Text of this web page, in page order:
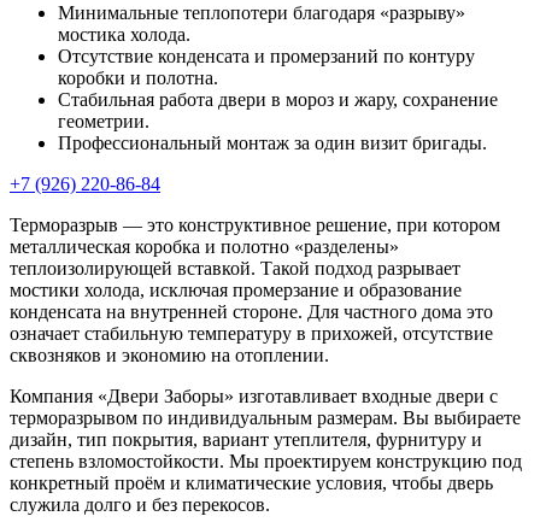
Минимальные теплопотери благодаря «разрыву»
мостика холода.
Отсутствие конденсата и промерзаний по контуру
коробки и полотна.
Стабильная работа двери в мороз и жару, сохранение
геометрии.
Профессиональный монтаж за один визит бригады.
+7 (926) 220-86-84
Терморазрыв — это конструктивное решение, при котором
металлическая коробка и полотно «разделены»
теплоизолирующей вставкой. Такой подход разрывает
мостики холода, исключая промерзание и образование
конденсата на внутренней стороне. Для частного дома это
означает стабильную температуру в прихожей, отсутствие
сквозняков и экономию на отоплении.
Компания «Двери Заборы» изготавливает входные двери с
терморазрывом по индивидуальным размерам. Вы выбираете
дизайн, тип покрытия, вариант утеплителя, фурнитуру и
степень взломостойкости. Мы проектируем конструкцию под
конкретный проём и климатические условия, чтобы дверь
служила долго и без перекосов.